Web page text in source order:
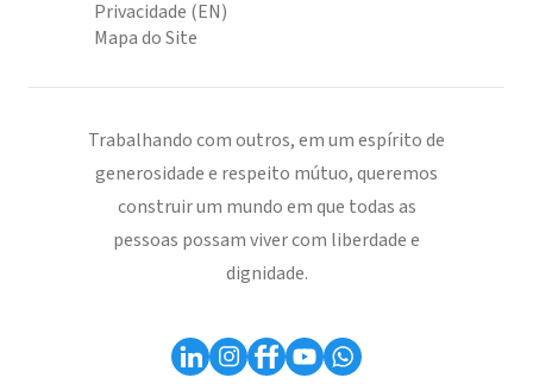
Privacidade (EN)
Mapa do Site
Trabalhando com outros, em um espírito de
generosidade e respeito mútuo, queremos
construir um mundo em que todas as
pessoas possam viver com liberdade e
dignidade.